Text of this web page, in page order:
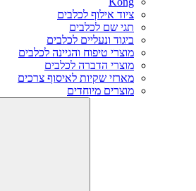
ציוד אילוף לכלבים
תגי שם לכלבים
ביגוד ונעליים לכלבים
מוצרי טיפוח והגיינה לכלבים
מוצרי הדברה לכלבים
מארזי שקיות לאיסוף צרכים
מוצרים מיוחדים